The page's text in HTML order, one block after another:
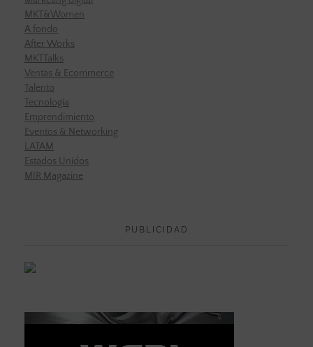
MKT&Women
A fondo
After Works
MKTTalks
Ventas & Ecommerce
Talento
Tecnología
Emprendimiento
Eventos & Networking
LATAM
Estados Unidos
MIR Magazine
PUBLICIDAD